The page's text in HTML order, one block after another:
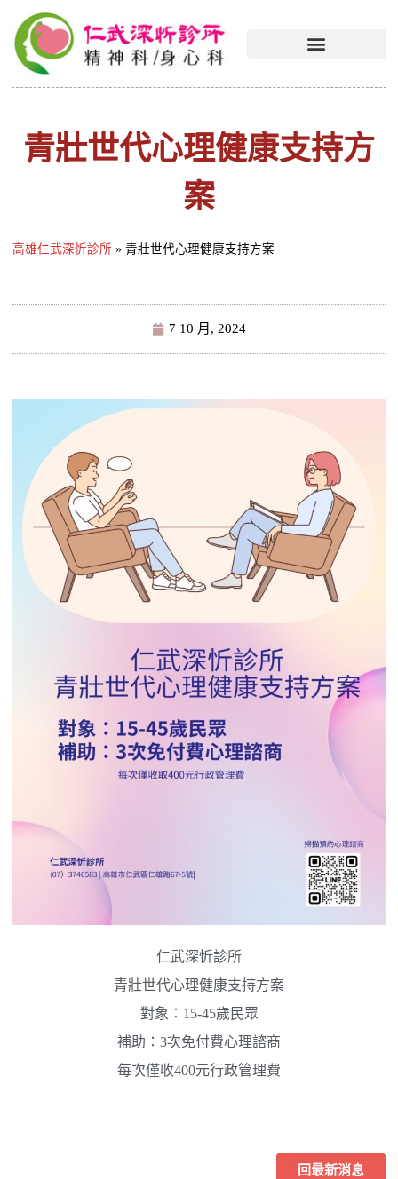
青壯世代心理健康支持方
案
高雄仁武深忻診所 »青壯世代心理健康支持方案
7 10 月, 2024
仁武深忻診所
青壯世代心理健康支持方案
對象：15-45歲民眾
補助：3次免付費心理諮商
每次僅收400元行政管理費
回最新消息